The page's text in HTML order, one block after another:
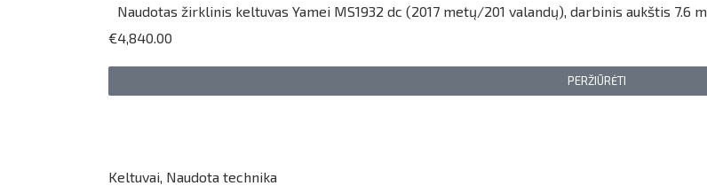
Naudotas žirklinis keltuvas Yamei MS1932 dc (2017 metų/201 valandų), darbinis aukštis 7.6 m
€4,840.00
PERŽIŪRĖTI
Keltuvai Naudota technika